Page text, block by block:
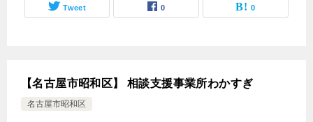
Tweet 0 0
【名古屋市昭和区】 相談支援事業所わかすぎ
名古屋市昭和区